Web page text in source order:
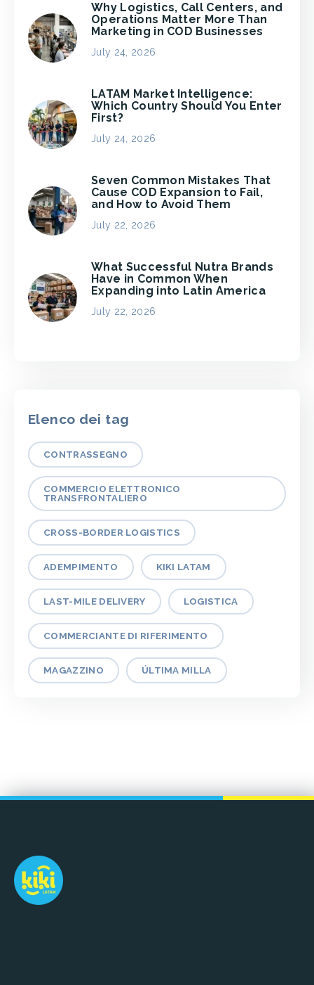
Why Logistics, Call Centers, and
Operations Matter More Than
Marketing in COD Businesses
July 24, 2026
LATAM Market Intelligence:
Which Country Should You Enter
First?
July 24, 2026
Seven Common Mistakes That
Cause COD Expansion to Fail,
and How to Avoid Them
July 22, 2026
What Successful Nutra Brands
Have in Common When
Expanding into Latin America
July 22, 2026
Elenco dei tag
CONTRASSEGNO
COMMERCIO ELETTRONICO
TRANSFRONTALIERO
CROSS-BORDER LOGISTICS
ADEMPIMENTO KIKI LATAM
LAST-MILE DELIVERY LOGISTICA
COMMERCIANTE DI RIFERIMENTO
MAGAZZINO ÚLTIMA MILLA